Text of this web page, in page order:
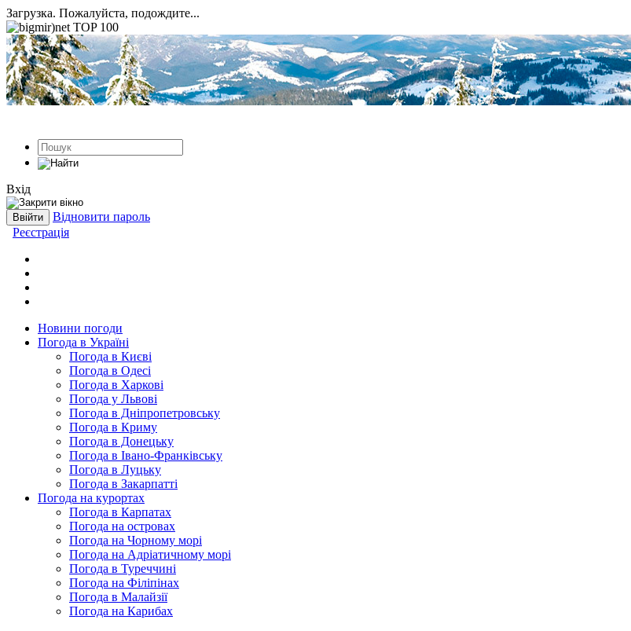
Загрузка. Пожалуйста, подождите...
Вхід
Відновити пароль
Реєстрація
Новини погоди
Погода в Україні
Погода в Києві
Погода в Одесі
Погода в Харкові
Погода у Львові
Погода в Дніпропетровську
Погода в Криму
Погода в Донецьку
Погода в Івано-Франківську
Погода в Луцьку
Погода в Закарпатті
Погода на курортах
Погода в Карпатах
Погода на островах
Погода на Чорному морі
Погода на Адріатичному морі
Погода в Туреччині
Погода на Філіпінах
Погода в Малайзії
Погода на Карибах